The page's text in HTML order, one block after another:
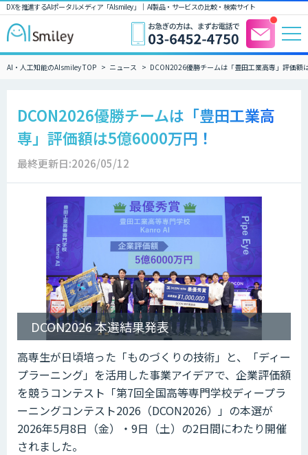
DXを推進するAIポータルメディア「AIsmiley」｜ AI製品・サービスの比較・検索サイト
AI・人工知能のAIsmiley TOP ニュース DCON2026優勝チームは「豊田工業高専」評価額
DCON2026優勝チームは「豊田工業高
専」評価額は5億6000万円！
最終更新日:2026/05/12
DCON2026 本選結果発表
高専生が日頃培った「ものづくりの技術」と、「ディー
プラーニング」を活用した事業アイデアで、企業評価額
を競うコンテスト「第7回全国高等専門学校ディープラ
ーニングコンテスト2026（DCON2026）」の本選が
2026年5月8日（金）・9日（土）の2日間にわたり開催
されました。